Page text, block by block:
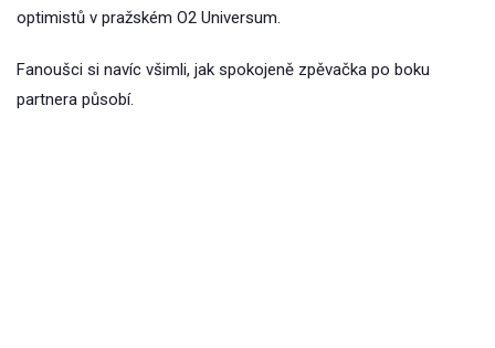
optimistů v pražském O2 Universum.
Fanoušci si navíc všimli, jak spokojeně zpěvačka po boku
partnera působí.